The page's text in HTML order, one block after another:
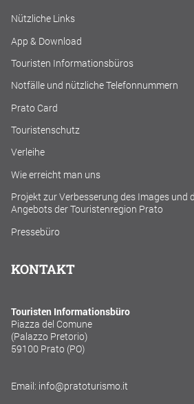
Nützliche Links
App & Download
Touristen Informationsbüros
Notfälle und nützliche Telefonnummern
Prato Card
Touristenschutz
Verleihe
Wie erreicht man uns
Projekt zur Verbesserung des Images und
Angebots der Touristenregion Prato
Pressebüro
KONTAKT
Touristen Informationsbüro
Piazza del Comune
(Palazzo Pretorio)
59100 Prato (PO)
Email: info@pratoturismo.it